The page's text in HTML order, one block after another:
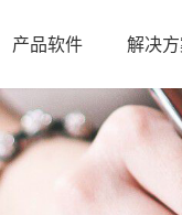
产品软件 解决